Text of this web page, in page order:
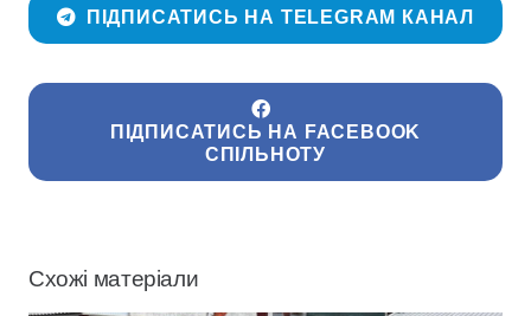
ПІДПИСАТИСЬ НА TELEGRAM КАНАЛ
ПІДПИСАТИСЬ НА FACEBOOK
СПІЛЬНОТУ
Схожі матеріали